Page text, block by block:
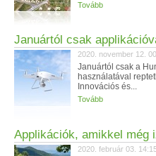
Tovább
Januártól csak
2020. november 12.
Januártól csak a
használatával
Innovációs és...
Tovább
Applikációk, amikkel még
2020. február 03.